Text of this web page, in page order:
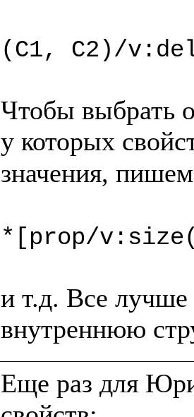
(C1, C2)/
Чтобы выбрать
у которых
значения, пишем
*[prop/
и т.д. Все лучше
Еще раз для